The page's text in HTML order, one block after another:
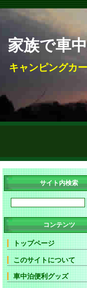
家族で車
キャンピングカ
サイト内検索
コンテンツ
トップページ
このサイトについて
車中泊便利グッズ